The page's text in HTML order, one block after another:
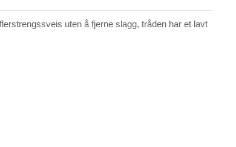
uten å fjerne slagg, tråden har et lavt